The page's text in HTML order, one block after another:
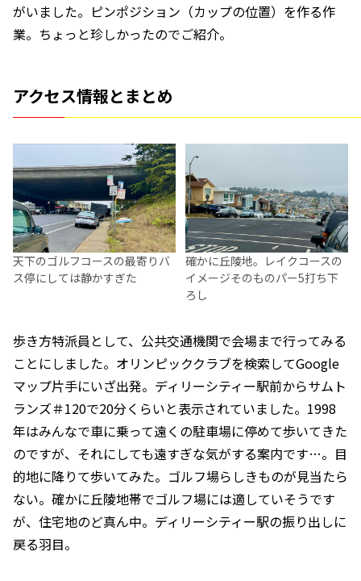
がいました。ピンポジション（カップの位置）を作る作
業。ちょっと珍しかったのでご紹介。
アクセス情報とまとめ
天下のゴルフコースの最寄りバ
ス停にしては静かすぎた
確かに丘陵地。レイクコースの
イメージそのものパー5打ち下
ろし
歩き方特派員として、公共交通機関で会場まで行ってみる
ことにしました。オリンピッククラブを検索してGoogle
マップ片手にいざ出発。ディリーシティー駅前からサムト
ランズ＃120で20分くらいと表示されていました。1998
年はみんなで車に乗って遠くの駐車場に停めて歩いてきた
のですが、それにしても遠すぎな気がする案内です…。目
的地に降りて歩いてみた。ゴルフ場らしきものが見当たら
ない。確かに丘陵地帯でゴルフ場には適していそうです
が、住宅地のど真ん中。ディリーシティー駅の振り出しに
戻る羽目。